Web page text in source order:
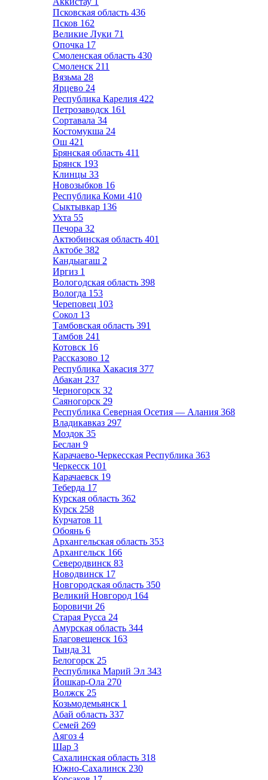
Псковская область 436
Псков 162
Великие Луки 71
Опочка 17
Смоленская область 430
Смоленск 211
Вязьма 28
Ярцево 24
Республика Карелия 422
Петрозаводск 161
Сортавала 34
Костомукша 24
Ош 421
Брянская область 411
Брянск 193
Клинцы 33
Новозыбков 16
Республика Коми 410
Сыктывкар 136
Ухта 55
Печора 32
Актюбинская область 401
Актобе 382
Кандыагаш 2
Иргиз 1
Вологодская область 398
Вологда 153
Череповец 103
Сокол 13
Тамбовская область 391
Тамбов 241
Котовск 16
Рассказово 12
Республика Хакасия 377
Абакан 237
Черногорск 32
Саяногорск 29
Республика Северная Осетия — Алания 368
Владикавказ 297
Моздок 35
Беслан 9
Карачаево-Черкесская Республика 363
Черкесск 101
Карачаевск 19
Теберда 17
Курская область 362
Курск 258
Курчатов 11
Обоянь 6
Архангельская область 353
Архангельск 166
Северодвинск 83
Новодвинск 17
Новгородская область 350
Великий Новгород 164
Боровичи 26
Старая Русса 24
Амурская область 344
Благовещенск 163
Тында 31
Белогорск 25
Республика Марий Эл 343
Йошкар-Ола 270
Волжск 25
Козьмодемьянск 1
Абай область 337
Семей 269
Аягоз 4
Шар 3
Сахалинская область 318
Южно-Сахалинск 230